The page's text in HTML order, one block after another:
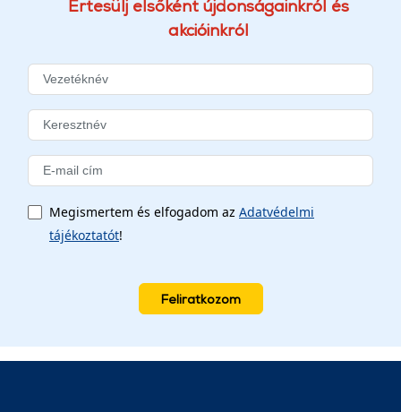
Értesülj elsőként újdonságainkról és
akcióinkról
Megismertem és elfogadom az Adatvédelmi
tájékoztatót!
Feliratkozom